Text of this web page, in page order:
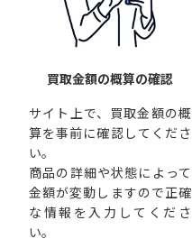
買取金額の概算の確認
サイト上で、買取金額の概
算を事前に確認してくださ
い。
商品の詳細や状態によって
金額が変動しますので正確
な情報を入力してくださ
い。